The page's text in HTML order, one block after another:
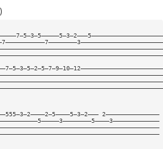
)
2———————————————